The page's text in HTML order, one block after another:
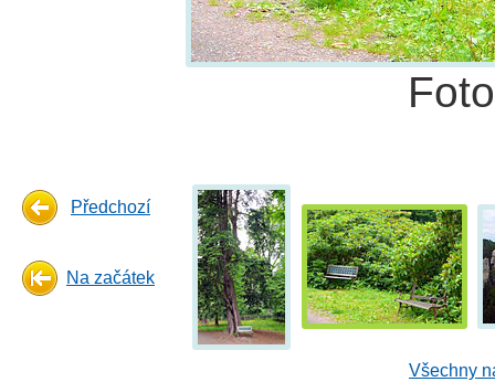
Předchozí
Na začátek
Všechny